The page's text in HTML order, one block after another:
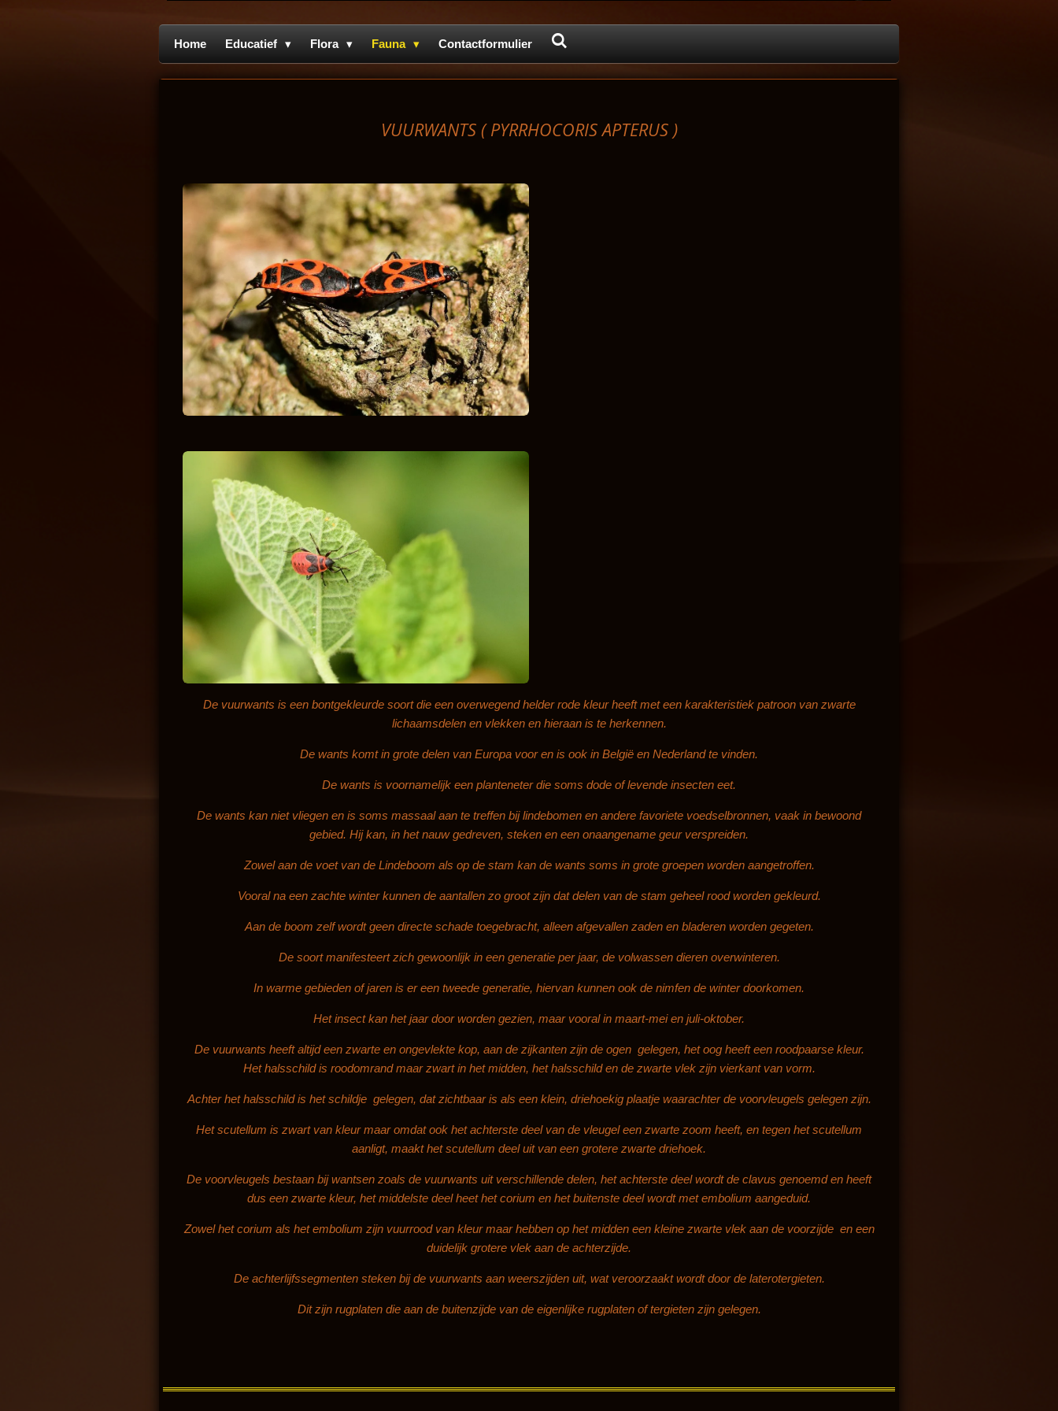
Home Educatief Flora Fauna Contactformulier
VUURWANTS (PYRRHOCORIS APTERUS )
De vuurwants is een bontgekleurde soort die een overwegend helder rode kleur heeft met een karakteristiek patroon van zwarte
lichaamsdelen en vlekken en hieraan is te herkennen.
De wants komt in grote delen van Europa voor en is ook in België en Nederland te vinden.
De wants is voornamelijk een planteneter die soms dode of levende insecten eet.
De wants kan niet vliegen en is soms massaal aan te treffen bij lindebomen en andere favoriete voedselbronnen, vaak in bewoond
gebied. Hij kan, in het nauw gedreven, steken en een onaangename geur verspreiden.
Zowel aan de voet van de Lindeboom als op de stam kan de wants soms in grote groepen worden aangetroffen.
Vooral na een zachte winter kunnen de aantallen zo groot zijn dat delen van de stam geheel rood worden gekleurd.
Aan de boom zelf wordt geen directe schade toegebracht, alleen afgevallen zaden en bladeren worden gegeten.
De soort manifesteert zich gewoonlijk in een generatie per jaar, de volwassen dieren overwinteren.
In warme gebieden of jaren is er een tweede generatie, hiervan kunnen ook de nimfen de winter doorkomen.
Het insect kan het jaar door worden gezien, maar vooral in maart­-mei en juli­-oktober.
De vuurwants heeft altijd een zwarte en ongevlekte kop, aan de zijkanten zijn de ogen gelegen, het oog heeft een roodpaarse kleur.
Het halsschild is roodomrand maar zwart in het midden, het halsschild en de zwarte vlek zijn vierkant van vorm.
Achter het halsschild is het schildje gelegen, dat zichtbaar is als een klein, driehoekig plaatje waarachter de voorvleugels gelegen zijn.
Het scutellum is zwart van kleur maar omdat ook het achterste deel van de vleugel een zwarte zoom heeft, en tegen het scutellum
aanligt, maakt het scutellum deel uit van een grotere zwarte driehoek.
De voorvleugels bestaan bij wantsen zoals de vuurwants uit verschillende delen, het achterste deel wordt de clavus genoemd en heeft
dus een zwarte kleur, het middelste deel heet het corium en het buitenste deel wordt met embolium aangeduid.
Zowel het corium als het embolium zijn vuurrood van kleur maar hebben op het midden een kleine zwarte vlek aan de voorzijde en een
duidelijk grotere vlek aan de achterzijde.
De achterlijfssegmenten steken bij de vuurwants aan weerszijden uit, wat veroorzaakt wordt door de laterotergieten.
Dit zijn rugplaten die aan de buitenzijde van de eigenlijke rugplaten of tergieten zijn gelegen.